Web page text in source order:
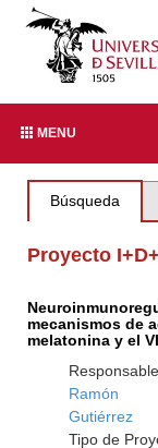
MENU
Búsqueda
Proyecto
mecanismos de
melatonina y el
Ramón
Gutiérrez
Tipo de